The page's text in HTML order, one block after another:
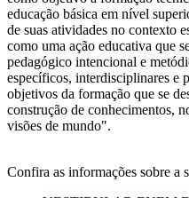
educação básica em nível
de suas atividades no contexto
como uma ação educativa que
pedagógico intencional e
específicos, interdisciplinares e
objetivos da formação que se
construção de conhecimentos,
visões de mundo".
Confira as informações sobre a